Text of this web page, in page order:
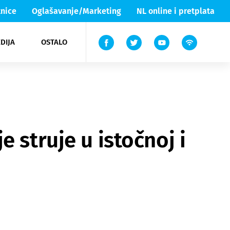
Oglašavanje/Marketing NL online i pretplata
OSTALO
Lika & Senj
TV
struje u istočnoj i